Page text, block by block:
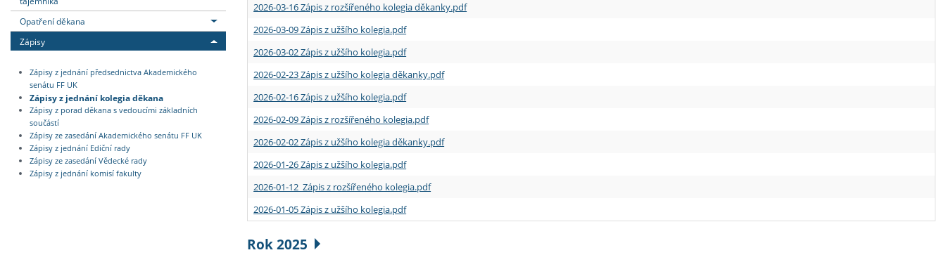
Opatření děkana
Zápisy
Zápisy z jednání předsednictva Akademického
senátu FF UK
Zápisy z jednání kolegia děkana
Zápisy z porad děkana s vedoucími základních
součástí
Zápisy ze zasedání Akademického senátu FF UK
Zápisy z jednání Ediční rady
Zápisy ze zasedání Vědecké rady
Zápisy z jednání komisí fakulty
2026-03-16 Zápis z rozšířeného kolegia děkanky.pdf
2026-03-09 Zápis z užšího kolegia.pdf
2026-03-02 Zápis z užšího kolegia.pdf
2026-02-23 Zápis z užšího kolegia děkanky.pdf
2026-02-16 Zápis z užšího kolegia.pdf
2026-02-09 Zápis z rozšířeného kolegia.pdf
2026-02-02 Zápis z užšího kolegia děkanky.pdf
2026-01-26 Zápis z užšího kolegia.pdf
2026-01-12 Zápis z rozšířeného kolegia.pdf
2026-01-05 Zápis z užšího kolegia.pdf
Rok 2025